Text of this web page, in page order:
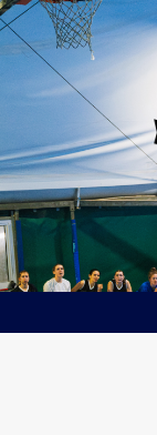
Skip
content